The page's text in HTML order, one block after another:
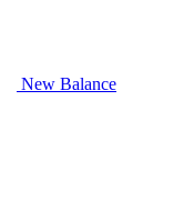
New Balance